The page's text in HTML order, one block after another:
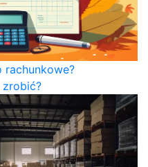
rachunkowe?
zrobić?